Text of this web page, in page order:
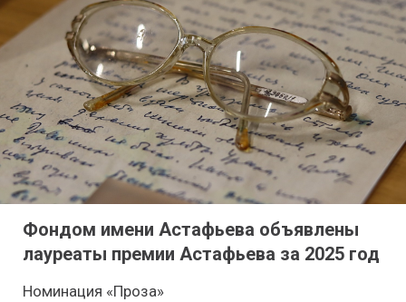
Фондом имени Астафьева объявлены
лауреаты премии Астафьева за 2025 год
Номинация «Проза»